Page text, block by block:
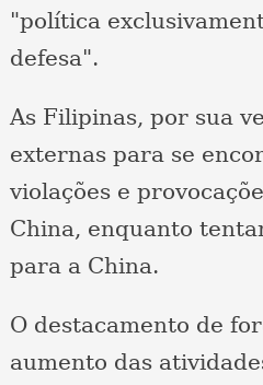
"política
defesa".
As Filipinas, por sua
externas para se
violações e
China, enquanto
para a China.
O destacamento de
aumento das